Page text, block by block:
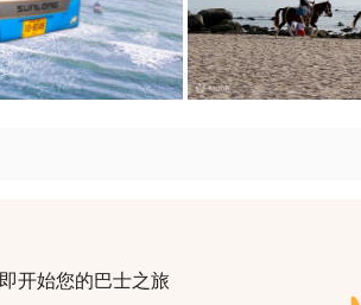
开始您的巴士之旅